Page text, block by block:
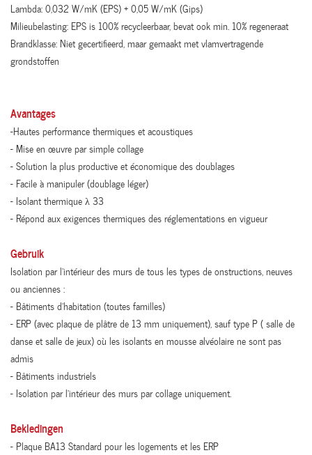
Lambda: 0,032 W/mK (EPS) + 0,05 W/mK (Gips)
Milieubelasting: EPS is 100% recycleerbaar, bevat ook min. 10% regeneraat
Brandklasse: Niet gecertifieerd, maar gemaakt met vlamvertragende
grondstoffen
Avantages
-Hautes performance thermiques et acoustiques
- Mise en œuvre par simple collage
- Solution la plus productive et économique des doublages
- Facile à manipuler (doublage léger)
- Isolant thermique λ 33
- Répond aux exigences thermiques des réglementations en vigueur
Gebruik
Isolation par l’intérieur des murs de tous les types de onstructions, neuves
ou anciennes :
- Bâtiments d’habitation (toutes familles)
- ERP (avec plaque de plâtre de 13 mm uniquement), sauf type P ( salle de
danse et salle de jeux) où les isolants en mousse alvéolaire ne sont pas
admis
- Bâtiments industriels
- Isolation par l’intérieur des murs par collage uniquement.
Bekledingen
- Plaque BA13 Standard pour les logements et les ERP